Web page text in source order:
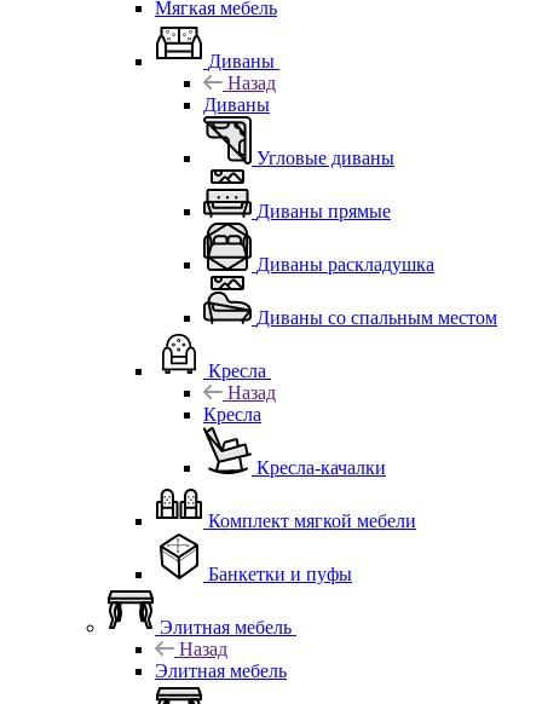
Мягкая мебель
Диваны
Назад
Диваны
Угловые диваны
Диваны прямые
Диваны раскладушка
Диваны со спальным местом
Кресла
Назад
Кресла
Кресла-качалки
Комплект мягкой мебели
Банкетки и пуфы
Элитная мебель
Назад
Элитная мебель